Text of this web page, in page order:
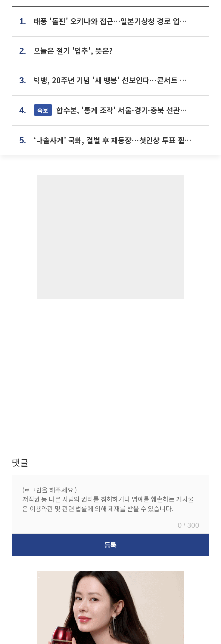
1. 태풍 '돌핀' 오키나와 접근…일본기상청 경로 업데이트
2. 오늘은 절기 '입추', 뜻은?
3. 빅뱅, 20주년 기념 '새 뱅봉' 선보인다⋯콘서트 앞두고 팝업 개최
4. 속보 합수본, '통계 조작' 서울·경기·충북 선관위 등 추가 압수수색
5. ‘나솔사계’ 국화, 결별 후 재등장⋯첫인상 투표 휩쓸고 ‘인기녀’ 등극
댓글
0 / 300